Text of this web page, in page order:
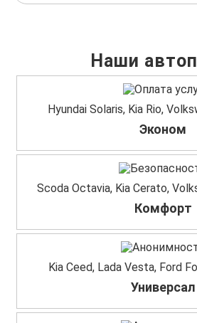
Наши
Hyundai Solaris, Kia Rio,
Эконом
Scoda Octavia, Kia Cerato,
Комфорт
Kia Ceed, Lada Vesta, Ford
Универсал